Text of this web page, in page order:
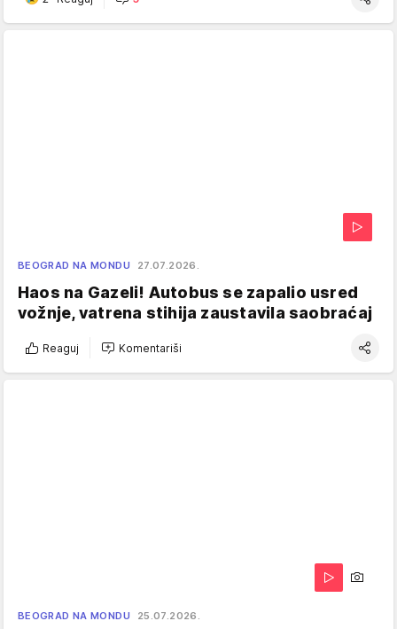
BEOGRAD NA MONDU 27.07.2026.
Haos na Gazeli! Autobus se zapalio usred
vožnje, vatrena stihija zaustavila saobraćaj
Reaguj Komentariši
BEOGRAD NA MONDU 25.07.2026.